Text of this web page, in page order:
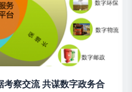
察交流 共谋数字政务合